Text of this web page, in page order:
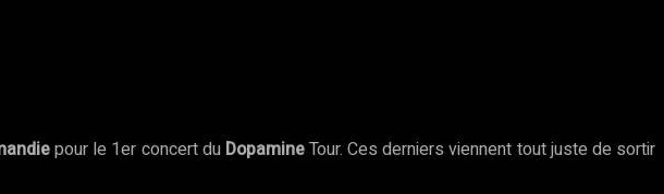
pour le 1er concert du DopamineTour. Ces derniers viennent tout juste de sortir